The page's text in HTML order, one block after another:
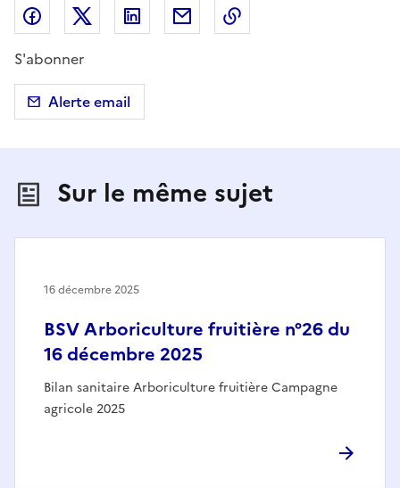
Partager sur Facebook
Partager sur X (anciennement Twitter)
Partager sur LinkedIn
Partager par email
S'abonner
Alerte email
Sur le même sujet
BSV Arboriculture fruitière n°26 du
16 décembre 2025
Bilan sanitaire Arboriculture fruitière Campagne
agricole 2025
16 décembre 2025